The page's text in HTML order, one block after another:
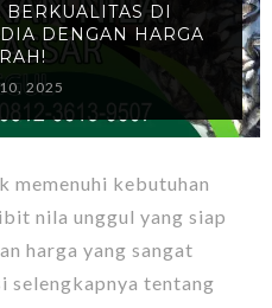
DI
DENGAN HARGA
2025
memenuhi kebutuhan
nila unggul yang siap
harga yang sangat
selengkapnya tentang